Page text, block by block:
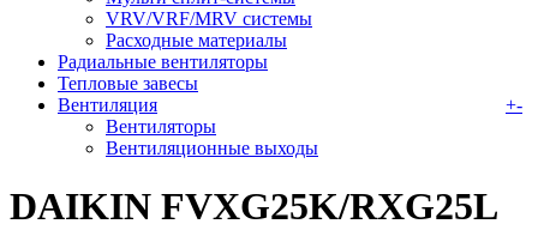
VRV/VRF/MRV системы
Расходные материалы
Радиальные вентиляторы
Тепловые завесы
Вентиляция
+-
Вентиляторы
Вентиляционные выходы
DAIKIN FVXG25K/RXG25L